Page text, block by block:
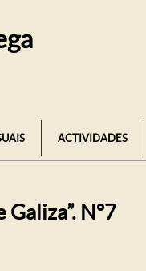
ACTIVIDADES
Nº7